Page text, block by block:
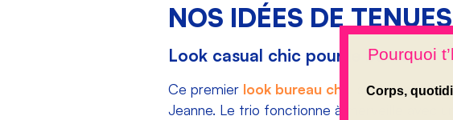
NOS IDÉES DE
Look casual chic pour le bureau
Ce premier look bureau chic
se compose
Jeanne. Le trio fonctionne à merveille avec